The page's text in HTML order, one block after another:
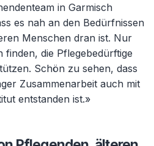
in Garmisch
es nah an den Bedürfnissen
Menschen dran ist. Nur
finden, die Pflegebedürftige
Schön zu sehen, dass
Zusammenarbeit auch mit
entstanden ist.»